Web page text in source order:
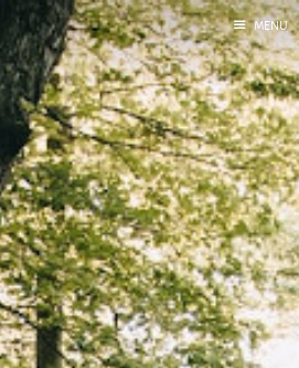
Inicio
Correr
Fediverso
Libros
Foto
Acerca de
MENU